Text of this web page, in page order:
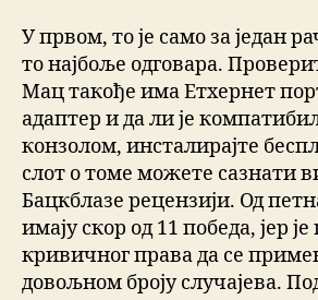
У првом, то је само за један
то најбоље одговара.
Мац такође има Етхернет
адаптер и да ли је
конзолом, инсталирајте
слот о томе можете сазнати
Бацкблазе рецензији. Од
имају скор од 11 победа, јер
кривичног права да се
довољном броју случајева.